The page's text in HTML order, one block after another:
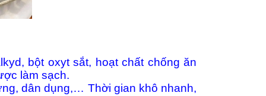
bột oxyt sắt, hoạt chất chống ăn
làm sạch.
dân dụng,… Thời gian khô nhanh,